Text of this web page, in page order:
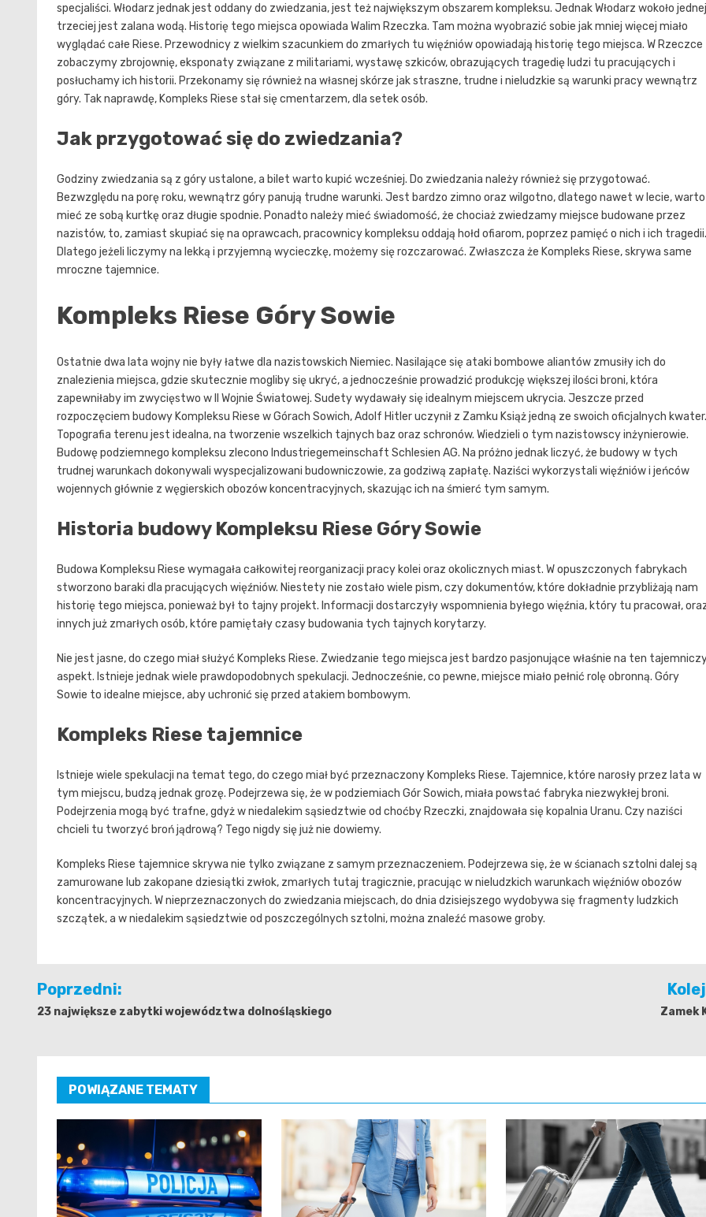
specjaliści. Włodarz jednak jest oddany do zwiedzania, jest też największym obszarem kompleksu. Jednak Włodarz wokoło jednej
trzeciej jest zalana wodą. Historię tego miejsca opowiada Walim Rzeczka. Tam można wyobrazić sobie jak mniej więcej miało
wyglądać całe Riese. Przewodnicy z wielkim szacunkiem do zmarłych tu więźniów opowiadają historię tego miejsca. W Rzeczce
zobaczymy zbrojownię, eksponaty związane z militariami, wystawę szkiców, obrazujących tragedię ludzi tu pracujących i
posłuchamy ich historii. Przekonamy się również na własnej skórze jak straszne, trudne i nieludzkie są warunki pracy wewnątrz
góry. Tak naprawdę, Kompleks Riese stał się cmentarzem, dla setek osób.
Jak przygotować się do zwiedzania?
Godziny zwiedzania są z góry ustalone, a bilet warto kupić wcześniej. Do zwiedzania należy również się przygotować.
Bezwzględu na porę roku, wewnątrz góry panują trudne warunki. Jest bardzo zimno oraz wilgotno, dlatego nawet w lecie, warto
mieć ze sobą kurtkę oraz długie spodnie. Ponadto należy mieć świadomość, że chociaż zwiedzamy miejsce budowane przez
nazistów, to, zamiast skupiać się na oprawcach, pracownicy kompleksu oddają hołd ofiarom, poprzez pamięć o nich i ich tragedii.
Dlatego jeżeli liczymy na lekką i przyjemną wycieczkę, możemy się rozczarować. Zwłaszcza że Kompleks Riese, skrywa same
mroczne tajemnice.
Kompleks Riese Góry Sowie
Ostatnie dwa lata wojny nie były łatwe dla nazistowskich Niemiec. Nasilające się ataki bombowe aliantów zmusiły ich do
znalezienia miejsca, gdzie skutecznie mogliby się ukryć, a jednocześnie prowadzić produkcję większej ilości broni, która
zapewniłaby im zwycięstwo w II Wojnie Światowej. Sudety wydawały się idealnym miejscem ukrycia. Jeszcze przed
rozpoczęciem budowy Kompleksu Riese w Górach Sowich, Adolf Hitler uczynił z Zamku Książ jedną ze swoich oficjalnych kwater.
Topografia terenu jest idealna, na tworzenie wszelkich tajnych baz oraz schronów. Wiedzieli o tym nazistowscy inżynierowie.
Budowę podziemnego kompleksu zlecono Industriegemeinschaft Schlesien AG. Na próżno jednak liczyć, że budowy w tych
trudnej warunkach dokonywali wyspecjalizowani budowniczowie, za godziwą zapłatę. Naziści wykorzystali więźniów i jeńców
wojennych głównie z węgierskich obozów koncentracyjnych, skazując ich na śmierć tym samym.
Historia budowy Kompleksu Riese Góry Sowie
Budowa Kompleksu Riese wymagała całkowitej reorganizacji pracy kolei oraz okolicznych miast. W opuszczonych fabrykach
stworzono baraki dla pracujących więźniów. Niestety nie zostało wiele pism, czy dokumentów, które dokładnie przybliżają nam
historię tego miejsca, ponieważ był to tajny projekt. Informacji dostarczyły wspomnienia byłego więźnia, który tu pracował,
innych już zmarłych osób, które pamiętały czasy budowania tych tajnych korytarzy.
Nie jest jasne, do czego miał służyć Kompleks Riese. Zwiedzanie tego miejsca jest bardzo pasjonujące właśnie na ten
aspekt. Istnieje jednak wiele prawdopodobnych spekulacji. Jednocześnie, co pewne, miejsce miało pełnić rolę obronną. Góry
Sowie to idealne miejsce, aby uchronić się przed atakiem bombowym.
Kompleks Riese tajemnice
Istnieje wiele spekulacji na temat tego, do czego miał być przeznaczony Kompleks Riese. Tajemnice, które narosły przez lata w
tym miejscu, budzą jednak grozę. Podejrzewa się, że w podziemiach Gór Sowich, miała powstać fabryka niezwykłej broni.
Podejrzenia mogą być trafne, gdyż w niedalekim sąsiedztwie od choćby Rzeczki, znajdowała się kopalnia Uranu. Czy naziści
chcieli tu tworzyć broń jądrową? Tego nigdy się już nie dowiemy.
Kompleks Riese tajemnice skrywa nie tylko związane z samym przeznaczeniem. Podejrzewa się, że w ścianach sztolni dalej są
zamurowane lub zakopane dziesiątki zwłok, zmarłych tutaj tragicznie, pracując w nieludzkich warunkach więźniów obozów
koncentracyjnych. W nieprzeznaczonych do zwiedzania miejscach, do dnia dzisiejszego wydobywa się fragmenty ludzkich
szczątek, a w niedalekim sąsiedztwie od poszczególnych sztolni, można znaleźć masowe groby.
Nawigacja
wpisu
Poprzedni:
23 największe zabytki województwa dolnośląskiego Zamek
POWIĄZANE TEMATY